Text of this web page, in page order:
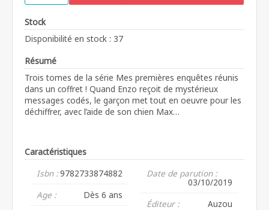
Stock
Disponibilité en stock : 37
Résumé
Trois tomes de la série Mes premières enquêtes réunis
dans un coffret ! Quand Enzo reçoit de mystérieux
messages codés, le garçon met tout en oeuvre pour les
déchiffrer, avec l’aide de son chien Max…
Caractéristiques
Isbn :9782733874882
Age :
Dès 6 ans
Date de parution :
03/10/2019
Éditeur :
Auzou